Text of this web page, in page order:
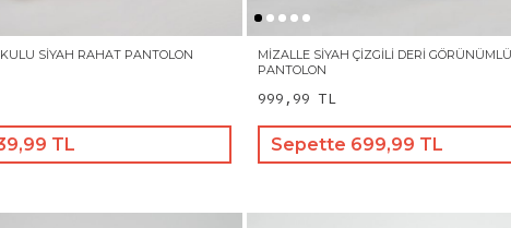
SIYAH RAHAT PANTOLON
TL
MIZALLE SIYAH ÇIZGILI DERI
PANTOLON
999,99 TL
Sepette 699,99 TL